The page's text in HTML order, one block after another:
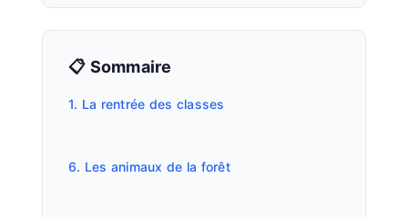
📋 Sommaire
1. La rentrée des classes
6. Les animaux de la forêt